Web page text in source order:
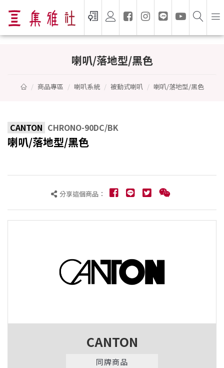
喇叭/落地型/黑色 - CANTON
喇叭/落地型/黑色
商品專區 喇叭系統 被動式喇叭 喇叭/落地型/黑色
CANTON CHRONO-90DC/BK
喇叭/落地型/黑色
分享這個商品：
CANTON
同牌商品